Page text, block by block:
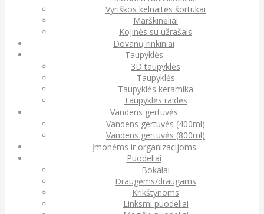
Vyriškos kelnaitės šortukai
Marškinėliai
Kojinės su užrašais
Dovanų rinkiniai
Taupyklės
3D taupyklės
Taupyklės
Taupyklės keramika
Taupyklės raidės
Vandens gertuvės
Vandens gertuvės (400ml)
Vandens gertuvės (800ml)
Įmonėms ir organizacijoms
Puodeliai
Bokalai
Draugėms/draugams
Krikštynoms
Linksmi puodeliai